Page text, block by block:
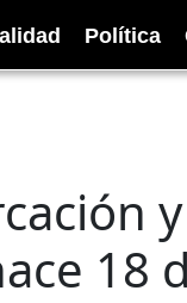
Política
18